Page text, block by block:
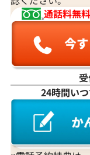
通話料無
24時間い